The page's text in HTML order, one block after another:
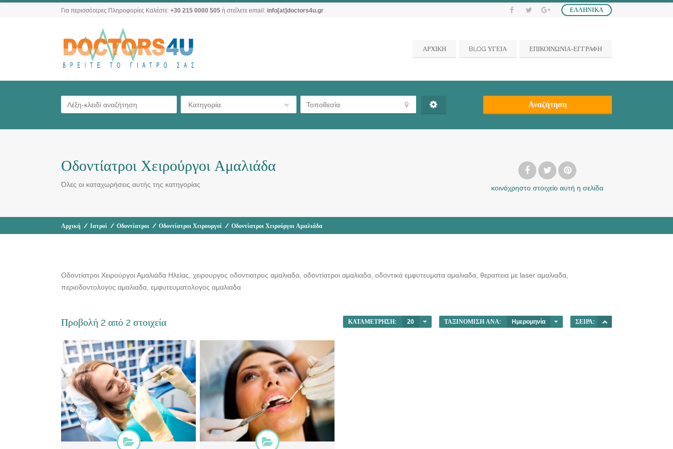
ΕΛΛΗΝΙΚΆ
Για περισσότερες Πληροφορίες Καλέστε: +30 215 0000 505 ή στείλετε email: info[at]doctors4u.gr
ΑΡΧΙΚΗ BLOG ΥΓΕΙΑ ΕΠΙΚΟΙΝΩΝΙΑ-ΕΓΓΡΑΦΗ
Κατηγορία Αναζήτηση
Οδοντίατροι Χειρούργοι Αμαλιάδα
Όλες οι καταχωρήσεις αυτής της κατηγορίας κοινόχρηστο στοιχείο αυτή η σελίδα
Αρχική / Ιατροί / Οδοντίατροι / Οδοντίατροι Χειρουργοί / Οδοντίατροι Χειρούργοι Αμαλιάδα
Οδοντίατροι Χειρούργοι Αμαλιάδα Ηλείας, χειρουργος οδοντιατρος αμαλιαδα, οδοντίατροι αμαλιαδα, οδοντικά εμφυτευματα αμαλιαδα, θεραπεια με laser αμαλιαδα,
περιοδοντολογος αμαλιαδα, εμφυτευματολογος αμαλιαδα
Προβολή 2 από 2 στοιχεία ΚΑΤΑΜΈΤΡΗΣΗ: 20 ΤΑΞΙΝΌΜΙΣΗ ΑΝΆ: Ημερομηνία ΣΕΙΡΆ: